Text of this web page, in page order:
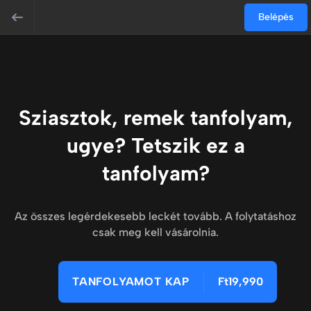
Belépés
Sziasztok, remek tanfolyam,
ugye? Tetszik ez a
tanfolyam?
Az összes legérdekesebb leckét tovább. A folytatáshoz
csak meg kell vásárolnia.
TANFOLYAMOT KAP Ft19,990